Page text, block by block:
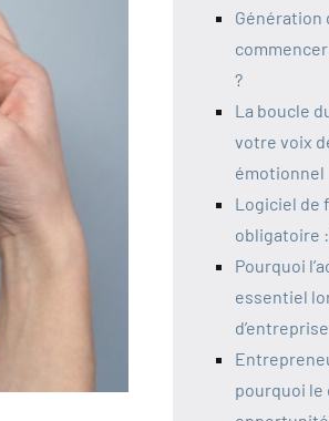
Génération
?
La boucle
votre voix
émotionnel
Logiciel de
obligatoire
Pourquoi
essentiel
pourquoi le